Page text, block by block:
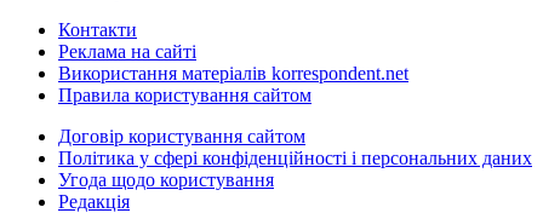
Контакти
Реклама на сайті
Використання матеріалів korrespondent.net
Правила користування сайтом
Договір користування сайтом
Політика у сфері конфіденційності і персональних даних
Угода щодо користування
Редакція